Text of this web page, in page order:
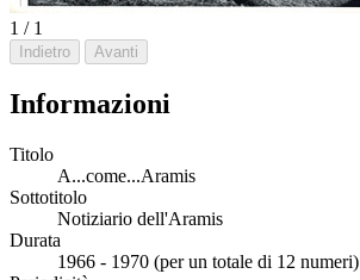
1 / 1
Indietro Avanti
Informazioni
Titolo
A...come...Aramis
Sottotitolo
Notiziario dell'Aramis
Durata
1966 - 1970 (per un totale di 12 numeri)